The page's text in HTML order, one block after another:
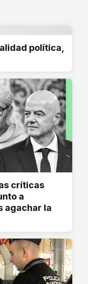
política,
críticas
a
agachar la